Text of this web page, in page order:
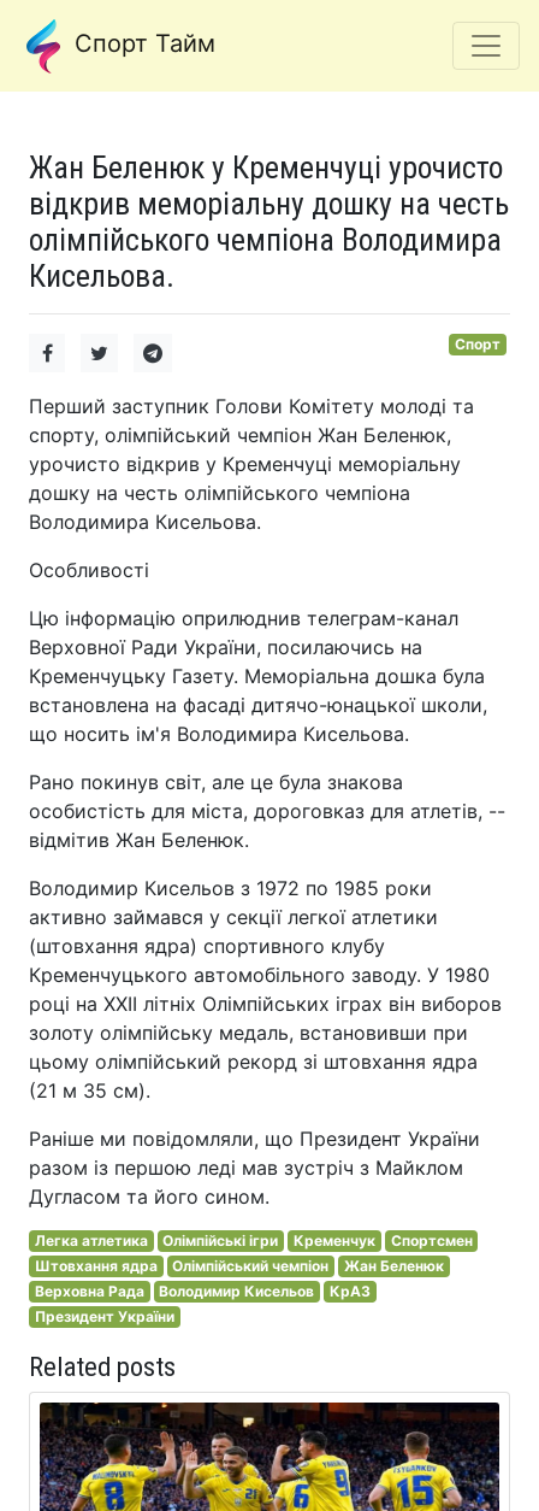
Спорт Тайм
Жан Беленюк у Кременчуці урочисто
відкрив меморіальну дошку на честь
олімпійського чемпіона Володимира
Кисельова.
Спорт
Перший заступник Голови Комітету молоді та
спорту, олімпійський чемпіон Жан Беленюк,
урочисто відкрив у Кременчуці меморіальну
дошку на честь олімпійського чемпіона
Володимира Кисельова.
Особливості
Цю інформацію оприлюднив телеграм-канал
Верховної Ради України, посилаючись на
Кременчуцьку Газету. Меморіальна дошка була
встановлена на фасаді дитячо-юнацької школи,
що носить ім'я Володимира Кисельова.
Рано покинув світ, але це була знакова
особистість для міста, дороговказ для атлетів, --
відмітив Жан Беленюк.
Володимир Кисельов з 1972 по 1985 роки
активно займався у секції легкої атлетики
(штовхання ядра) спортивного клубу
Кременчуцького автомобільного заводу. У 1980
році на ХХІІ літніх Олімпійських іграх він виборов
золоту олімпійську медаль, встановивши при
цьому олімпійський рекорд зі штовхання ядра
(21 м 35 см).
Раніше ми повідомляли, що Президент України
разом із першою леді мав зустріч з Майклом
Дугласом та його сином.
Легка атлетика Олімпійські ігри Кременчук
Спортсмен
Штовхання ядра
Олімпійський чемпіон
Жан Беленюк
Верховна Рада
Володимир Кисельов
КрАЗ
Президент України
Related posts